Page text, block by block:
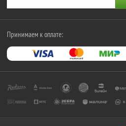
Принимаем к оплате: